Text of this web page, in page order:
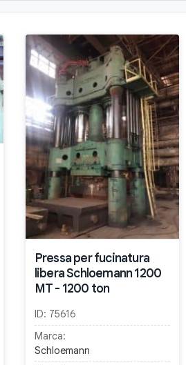
Pressa per fucinatura
libera Schloemann 1200
MT - 1200 ton
ID: 75616
Marca:
Schloemann